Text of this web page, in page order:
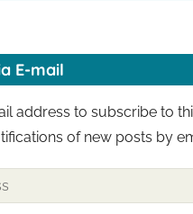
E-mail
address to subscribe to
of new posts by